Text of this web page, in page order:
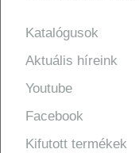
Katalógusok
Aktuális híreink
Youtube
Facebook
Kifutott termékek